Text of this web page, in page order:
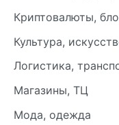
Криптовалюты,
Культура,
Логистика,
Магазины, ТЦ
Мода, одежда